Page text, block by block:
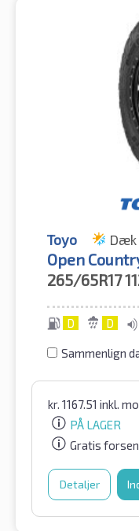
Toyo
Open
265/65R17
D D
Sammenlign
kr. 1167.51 inkl.
PÅ LAGER
Gratis
Detaljer